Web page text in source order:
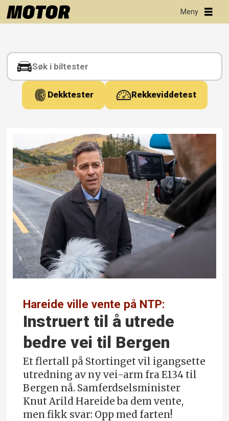
Tag:
e134
Dekktester Rekkeviddetest
Hareide ville vente på NTP:
Instruert til å utrede
bedre vei til Bergen
Et flertall på Stortinget vil igangsette
utredning av ny vei-arm fra E134 til
Bergen nå. Samferdselsminister
Knut Arild Hareide ba dem vente,
men fikk svar: Opp med farten!